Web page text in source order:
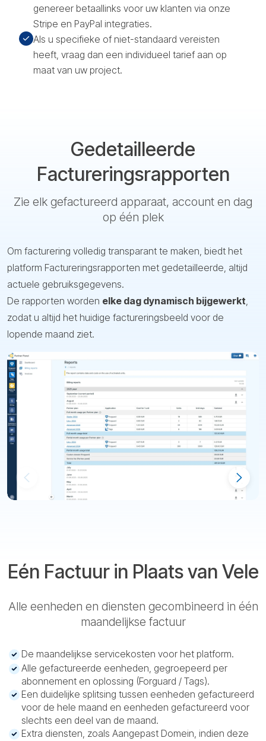
genereer betaallinks voor uw klanten via onze
Stripe en PayPal integraties.
Als u specifieke of niet-standaard vereisten
heeft, vraag dan een individueel tarief aan op
maat van uw project.
Gedetailleerde
Factureringsrapporten
Zie elk gefactureerd apparaat, account en dag
op één plek
Om facturering volledig transparant te maken, biedt het
platform Factureringsrapporten met gedetailleerde, altijd
actuele gebruiksgegevens.
De rapporten worden elke dag dynamisch bijgewerkt,
zodat u altijd het huidige factureringsbeeld voor de
lopende maand ziet.
Eén Factuur in Plaats van Vele
Alle eenheden en diensten gecombineerd in één
maandelijkse factuur
De maandelijkse servicekosten voor het platform.
Alle gefactureerde eenheden, gegroepeerd per
abonnement en oplossing (Forguard / Tags).
Een duidelijke splitsing tussen eenheden gefactureerd
voor de hele maand en eenheden gefactureerd voor
slechts een deel van de maand.
Extra diensten, zoals Aangepast Domein, indien deze